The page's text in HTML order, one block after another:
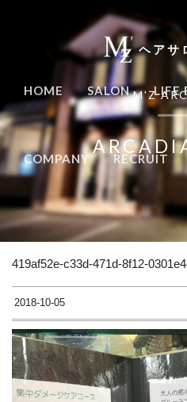
ヘアサ
HOME SALON LIFE
COMPANY RECRUIT
M'Z
419af52e-c33d-471d-8f12-
2018-10-05